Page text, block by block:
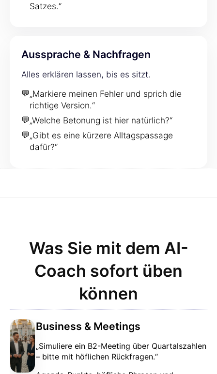
Satzes.“
Aussprache & Nachfragen
Alles erklären lassen, bis es sitzt.
💬„Markiere meinen Fehler und sprich die
richtige Version.“
💬„Welche Betonung ist hier natürlich?“
💬„Gibt es eine kürzere Alltagspassage
dafür?“
Was Sie mit dem AI-
Coach sofort üben
können
Business & Meetings
„Simuliere ein B2-Meeting über Quartalszahlen
– bitte mit höflichen Rückfragen.“